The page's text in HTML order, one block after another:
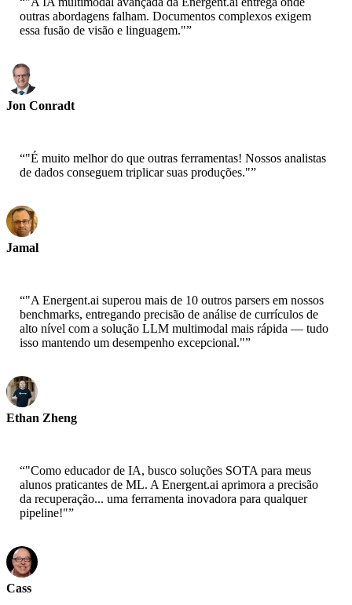
outras abordagens falham. Documentos complexos exigem
essa fusão de visão e linguagem."”
Jon Conradt
“"É muito melhor do que outras ferramentas! Nossos analistas
de dados conseguem triplicar suas produções."”
Jamal
“"A Energent.ai superou mais de 10 outros parsers em nossos
benchmarks, entregando precisão de análise de currículos de
alto nível com a solução LLM multimodal mais rápida — tudo
isso mantendo um desempenho excepcional."”
Ethan Zheng
“"Como educador de IA, busco soluções SOTA para meus
alunos praticantes de ML. A Energent.ai aprimora a precisão
da recuperação... uma ferramenta inovadora para qualquer
pipeline!"”
Cass